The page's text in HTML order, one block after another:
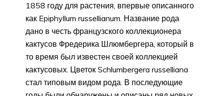
1858 году для растения, впервые описанного
как Epiphyllum russellianum. Название рода
дано в честь французского коллекционера
кактусов Фредерика Шлюмбергера, который в
то время был известен своей коллекцией
кактусовых. Цветок Schlumbergera russelliana
стал типовым видом рода. В последующие